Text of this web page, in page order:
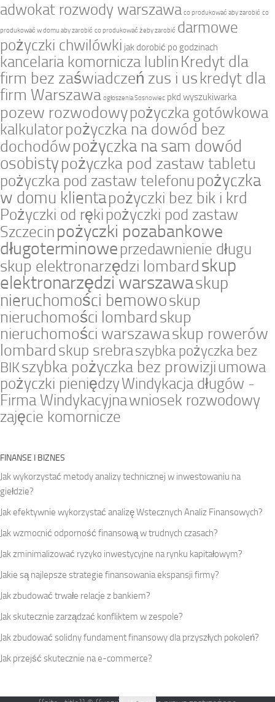
adwokat rozwody warszawa co produkować aby zarobić co
produkować w domu aby zarobić co produkować żeby zarobić darmowe
pożyczki chwilówki jak dorobić po godzinach
kancelaria komornicza lublin Kredyt dla
firm bez zaświadczeń zus i uskredyt dla
firm Warszawa ogłoszenia Sosnowiec pkd wyszukiwarka
pozew rozwodowypożyczka gotówkowa
kalkulatorpożyczka na dowód bez
dochodówpożyczka na sam dowód
osobistypożyczka pod zastaw tabletu
pożyczka pod zastaw telefonu pożyczka
w domu klientapożyczki bez bik i krd
Pożyczki od ręki pożyczki pod zastaw
Szczecin pożyczki pozabankowe
długoterminowe przedawnienie długu
skup elektronarzędzi lombardskup
elektronarzędzi warszawaskup
nieruchomości bemowoskup
nieruchomości lombardskup
nieruchomości warszawaskup rowerów
lombard skup srebraszybka pożyczka bez
BIKszybka pożyczka bez prowizjiumowa
pożyczki pieniędzyWindykacja długów -
Firma Windykacyjnawniosek rozwodowy
zajęcie komornicze
FINANSE I BIZNES
Jak wykorzystać metody analizy technicznej w inwestowaniu na
giełdzie?
Jak efektywnie wykorzystać analizę Wstecznych Analiz Finansowych?
Jak wzmocnić odporność finansową w trudnych czasach?
Jak zminimalizować ryzyko inwestycyjne na rynku kapitałowym?
Jakie są najlepsze strategie finansowania ekspansji firmy?
Jak zbudować trwałe relacje z bankiem?
Jak skutecznie zarządzać konfliktem w zespole?
Jak zbudować solidny fundament finansowy dla przyszłych pokoleń?
Jak przejść skutecznie na e-commerce?